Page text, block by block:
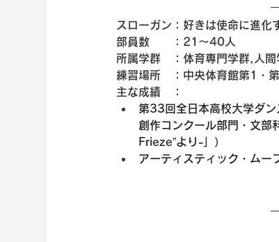
スローガン：好きは使命に進化
部員数　　：21〜40人
所属学群　：体育専門学群,人
練習場所　：中央体育館第1・
主な成績　：
第33回全日本高校大学ダン
創作コンクール部門・文部
Frieze”より-」）
アーティスティック・ム